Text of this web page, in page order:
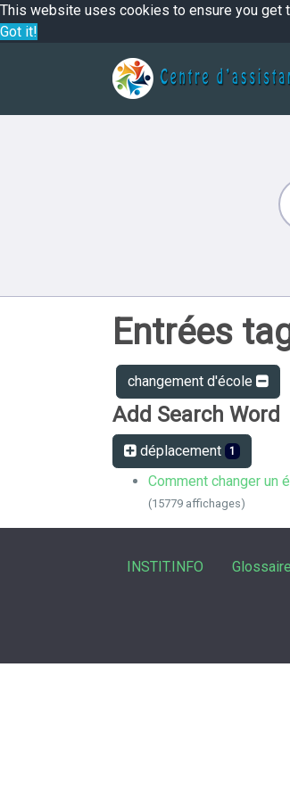
This website uses cookies to ensure you get
Got it!
Entrées
changement d'école
Add Search Word
déplacement 1
Comment changer un
(15779 affichages)
INSTIT.INFO Glossaire